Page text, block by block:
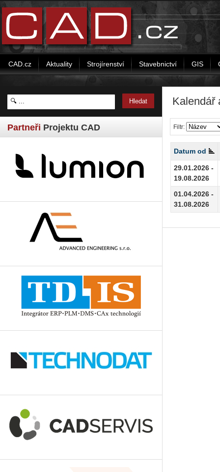
CAD.cz Aktuality Strojírenství Stavebnictví GIS
Partneři Projektu CAD
Kalendář
Filtr:
Datum od
29.01.2026 -
19.08.2026
01.04.2026 -
31.08.2026